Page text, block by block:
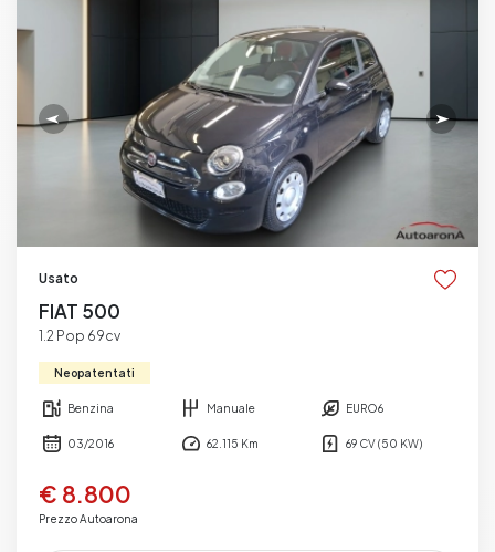
Usato
FIAT 500
1.2 Pop 69cv
Neopatentati
Benzina Manuale EURO6
03/2016 62.115 Km 69 CV (50 KW)
€ 8.800
Prezzo Autoarona